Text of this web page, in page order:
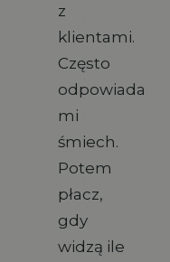
z
klientami.
Często
odpowiada
mi
śmiech.
Potem
płacz,
gdy
widzą ile